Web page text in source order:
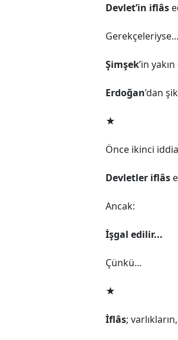
Devlet’in iflâs
Gerekçeleriyse...
Şimşek’in
Erdoğan’dan
★
Önce ikinci
Devletler iflâs
Ancak:
İşgal edilir...
Çünkü...
★
İflâs;